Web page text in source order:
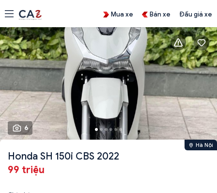
Mua xe Bán xe Đấu giá xe
6
Hà Nội
Honda SH 150i CBS 2022
99 triệu